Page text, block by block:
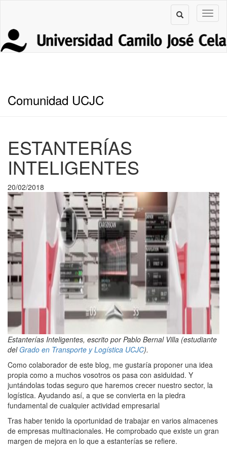
Comunidad UCJC
ESTANTERÍAS
INTELIGENTES
20/02/2018
Estanterías Inteligentes, escrito por Pablo Bernal Villa (estudiante
delGrado en Transporte y Logística UCJC).
Como colaborador de este blog, me gustaría proponer una idea
propia como a muchos vosotros os pasa con asiduidad. Y
juntándolas todas seguro que haremos crecer nuestro sector, la
logística. Ayudando así, a que se convierta en la piedra
fundamental de cualquier actividad empresarial
Tras haber tenido la oportunidad de trabajar en varios almacenes
de empresas multinacionales. He comprobado que existe un gran
margen de mejora en lo que a estanterías se refiere.